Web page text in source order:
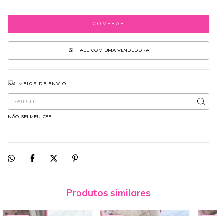
FALE COM UMA VENDEDORA
MEIOS DE ENVIO
Entregas para o CEP:
ALTERAR CEP
NÃO SEI MEU CEP
Produtos similares